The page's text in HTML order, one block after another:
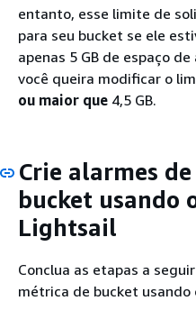
entanto, esse limite de
para seu bucket se ele
apenas 5 GB de espaço
você queira modificar o
ou maior que 4,5 GB.
Crie alarmes
bucket usando
Lightsail
Conclua as etapas a
métrica de bucket usando